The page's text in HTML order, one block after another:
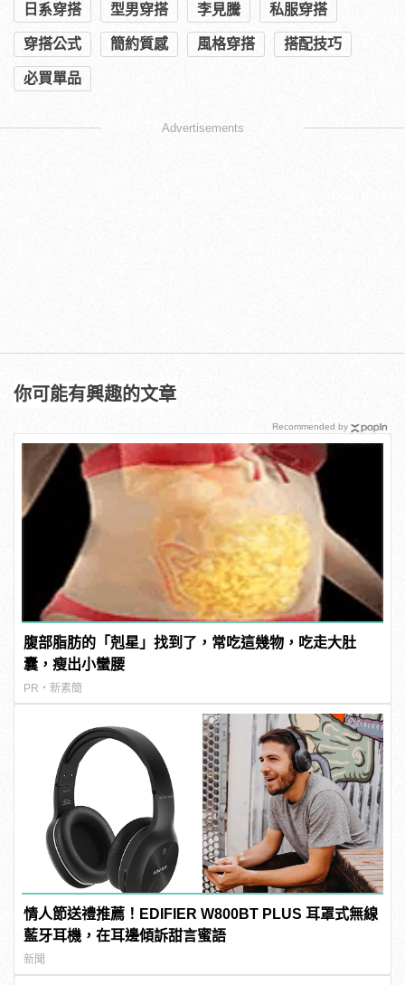
日系穿搭 型男穿搭 李見騰 私服穿搭
穿搭公式 簡約質感 風格穿搭 搭配技巧
必買單品
Advertisements
你可能有興趣的文章
腹部脂肪的「剋星」找到了，常吃這幾物，吃走大肚
囊，瘦出小蠻腰
PR・新素簡
情人節送禮推薦！EDIFIER W800BT PLUS 耳罩式無線
藍牙耳機，在耳邊傾訴甜言蜜語
新聞
Recommended by